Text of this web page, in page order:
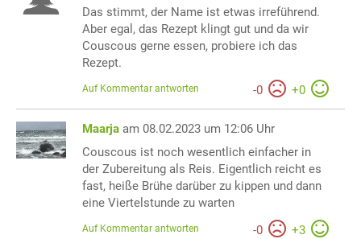
Das stimmt, der Name ist etwas irreführend.
Aber egal, das Rezept klingt gut und da wir
Couscous gerne essen, probiere ich das
Rezept.
-0 +0
Auf Kommentar antworten
Maarja am 08.02.2023 um 12:06 Uhr
Couscous ist noch wesentlich einfacher in
der Zubereitung als Reis. Eigentlich reicht es
fast, heiße Brühe darüber zu kippen und dann
eine Viertelstunde zu warten
-0 +3
Auf Kommentar antworten